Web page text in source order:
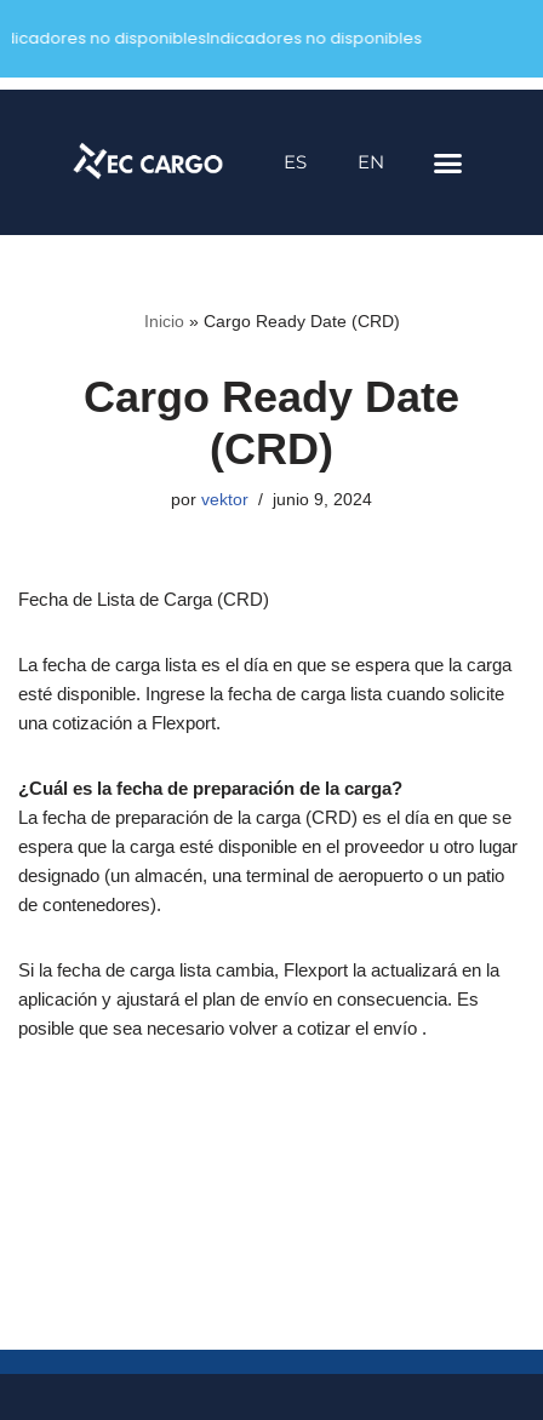
al
no disponiblesIndicadores no disponibles
ES EN
Inicio» Cargo Ready Date (CRD)
Cargo Ready Date
(CRD)
por vektor junio 9, 2024
Fecha de Lista de Carga (CRD)
La fecha de carga lista es el día en que se espera que la carga
esté disponible. Ingrese la fecha de carga lista cuando solicite
una cotización a Flexport.
¿Cuál es la fecha de preparación de la carga?
La fecha de preparación de la carga (CRD) es el día en que se
espera que la carga esté disponible en el proveedor u otro lugar
designado (un almacén, una terminal de aeropuerto o un patio
de contenedores).
Si la fecha de carga lista cambia, Flexport la actualizará en la
aplicación y ajustará el plan de envío en consecuencia. Es
posible que sea necesario volver a cotizar el envío .